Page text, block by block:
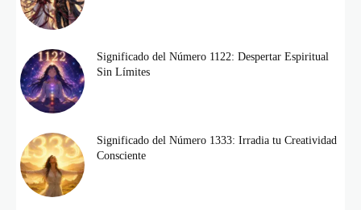
Significado del Número 1122: Despertar Espiritual
Sin Límites
Significado del Número 1333: Irradia tu Creatividad
Consciente